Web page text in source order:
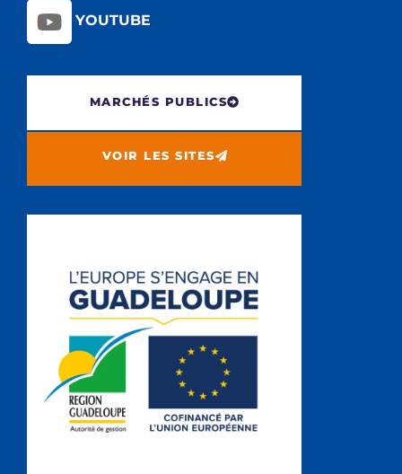
YOUTUBE
MARCHÉS PUBLICS
VOIR LES SITES